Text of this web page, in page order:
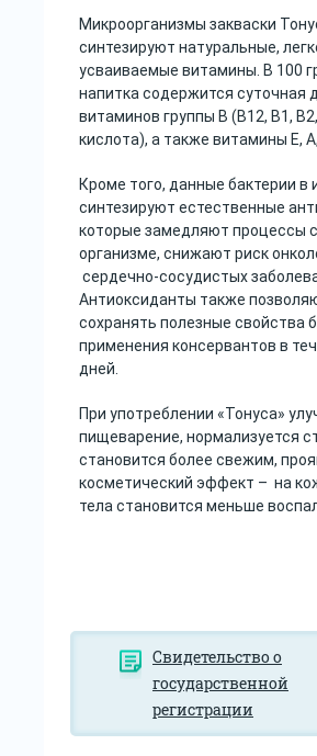
Микроорганизмы закваски
синтезируют натуральные,
усваиваемые витамины. В 100
напитка содержится суточная
витаминов группы В (В12, В1,
кислота), а также витамины Е,
Кроме того, данные бактерии в
синтезируют естественные
которые замедляют процессы
организме, снижают риск
сердечно-сосудистых
Антиоксиданты также
сохранять полезные свойства
применения консервантов в
дней.
При употреблении «Тонуса»
пищеварение, нормализуется
становится более свежим,
косметический эффект – на
тела становится меньше
Свидетельство о
государственной
регистрации